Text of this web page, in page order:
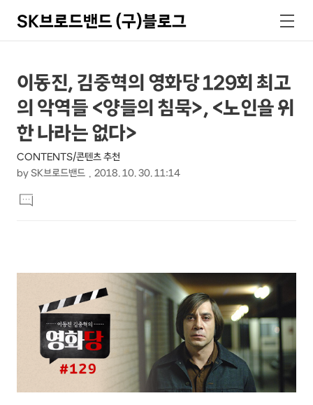
SK브로드밴드 (구)블로그
색
메
뉴
상
세
컨
텐
츠
본
문
제
목
이동진, 김중혁의 영화당 129회 최고
의 악역들 <양들의 침묵>, <노인을 위
한 나라는 없다>
CONTENTS/콘텐츠 추천
by SK브로드밴드 2018. 10. 30. 11:14
문
댓
글